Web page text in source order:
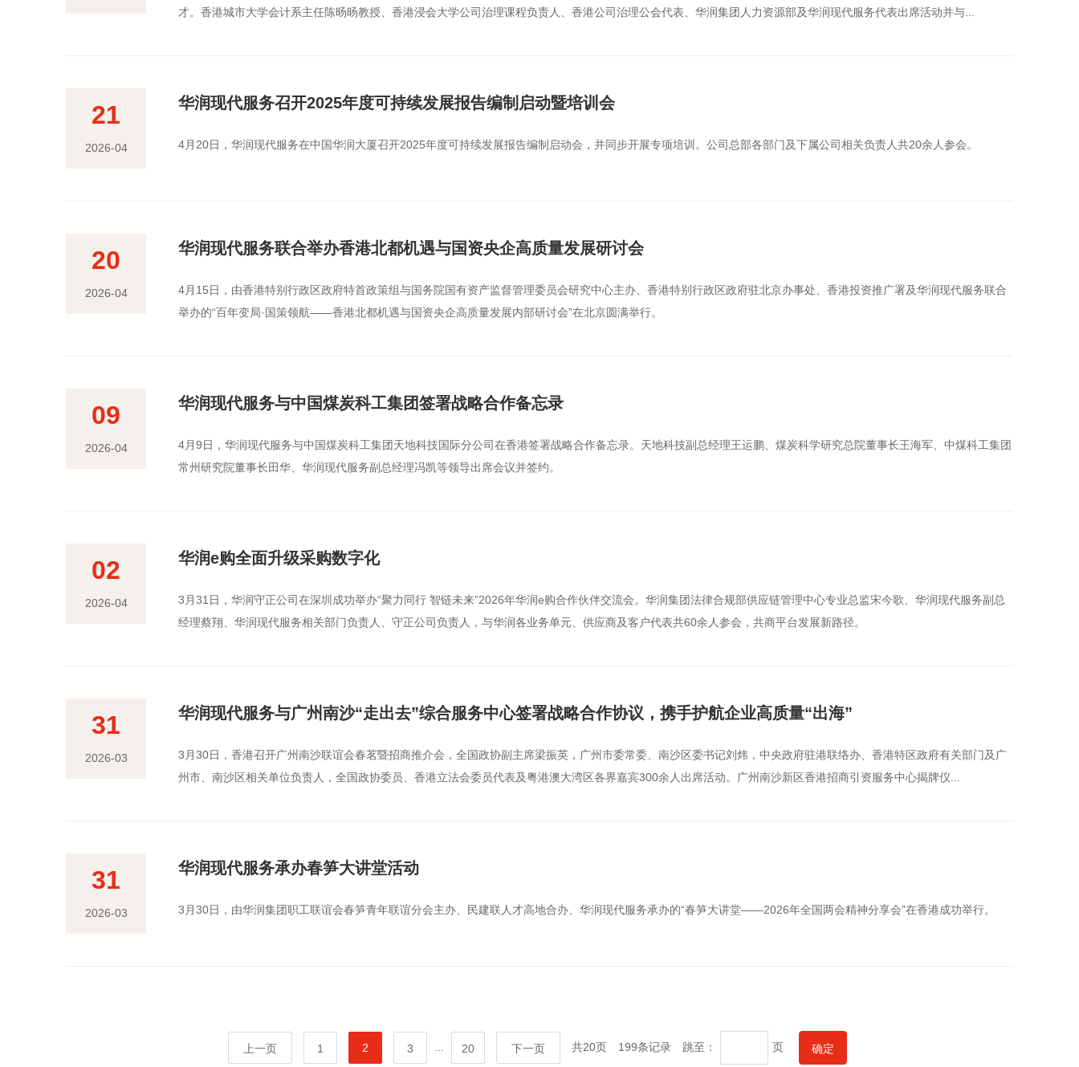
才。香港城市大学会计系主任陈旸旸教授、香港浸会大学公司治理课程负责人、香港公司治理公会代表、华润集团人力资源部及华润现代服务代表出席活动并与...
21
2026-04
华润现代服务召开2025年度可持续发展报告编制启动暨培训会
4月20日，华润现代服务在中国华润大厦召开2025年度可持续发展报告编制启动会，并同步开展专项培训。公司总部各部门及下属公司相关负责人共20余人参会。
20
2026-04
华润现代服务联合举办香港北都机遇与国资央企高质量发展研讨会
4月15日，由香港特别行政区政府特首政策组与国务院国有资产监督管理委员会研究中心主办、香港特别行政区政府驻北京办事处、香港投资推广署及华润现代服务联合
举办的“百年变局·国策领航——香港北都机遇与国资央企高质量发展内部研讨会”在北京圆满举行。
09
2026-04
华润现代服务与中国煤炭科工集团签署战略合作备忘录
​4月9日，华润现代服务与中国煤炭科工集团天地科技国际分公司在香港签署战略合作备忘录。天地科技副总经理王运鹏、煤炭科学研究总院董事长王海军、中煤科工集团
常州研究院董事长田华、华润现代服务副总经理冯凯等领导出席会议并签约。
02
2026-04
华润e购全面升级采购数字化
​3月31日，华润守正公司在深圳成功举办“聚力同行 智链未来”2026年华润e购合作伙伴交流会。华润集团法律合规部供应链管理中心专业总监宋今歌、华润现代服务副总
经理蔡翔、华润现代服务相关部门负责人、守正公司负责人，与华润各业务单元、供应商及客户代表共60余人参会，共商平台发展新路径。
31
2026-03
华润现代服务与广州南沙“走出去”综合服务中心签署战略合作协议，携手护航企业高质量“出海”
3月30日，香港召开广州南沙联谊会春茗暨招商推介会，全国政协副主席梁振英，广州市委常委、南沙区委书记刘炜，中央政府驻港联络办、香港特区政府有关部门及广
州市、南沙区相关单位负责人，全国政协委员、香港立法会委员代表及粤港澳大湾区各界嘉宾300余人出席活动。广州南沙新区香港招商引资服务中心揭牌仪...
31
2026-03
华润现代服务承办春笋大讲堂活动
3月30日，由华润集团职工联谊会春笋青年联谊分会主办、民建联人才高地合办、华润现代服务承办的“春笋大讲堂——2026年全国两会精神分享会”在香港成功举行。
上一页 1 2 3 20 下一页 共20页 199条记录 跳至： 页 确定